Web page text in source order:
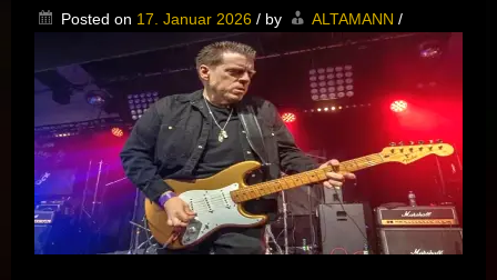
Posted on 17. Januar 2026 / by ALTAMANN /